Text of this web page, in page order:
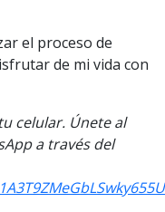
el proceso de
de mi vida con
celular. Únete al
a través del